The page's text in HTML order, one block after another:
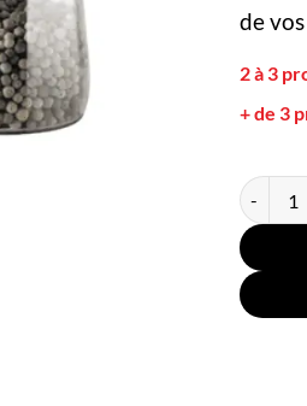
de
2 à 3
+ de 3
quantité